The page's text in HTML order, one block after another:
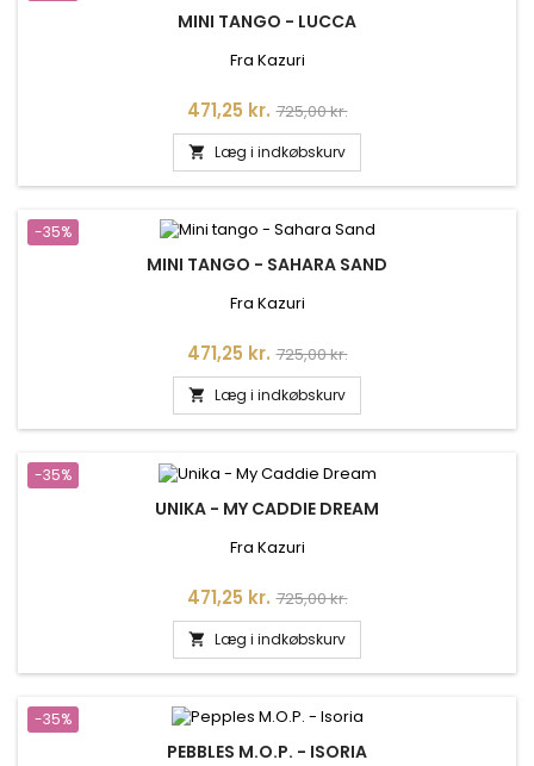
MINI TANGO - LUCCA
Fra Kazuri
Pris
471,25 kr. Normalpris
725,00 kr.
 Læg i indkøbskurv
-35%
MINI TANGO - SAHARA SAND
Fra Kazuri
Pris
471,25 kr. Normalpris
725,00 kr.
 Læg i indkøbskurv
-35%
UNIKA - MY CADDIE DREAM
Fra Kazuri
Pris
471,25 kr. Normalpris
725,00 kr.
 Læg i indkøbskurv
-35%
PEBBLES M.O.P. - ISORIA